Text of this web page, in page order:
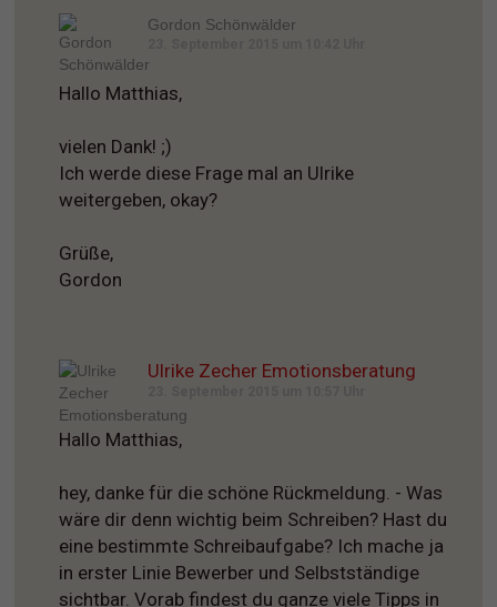
Gordon Schönwälder
Hallo Matthias,
vielen Dank! ;)
Ich werde diese Frage mal an Ulrike
weitergeben, okay?
Grüße,
Gordon
Ulrike Zecher Emotionsberatung
Hallo Matthias,
hey, danke für die schöne Rückmeldung. - Was
wäre dir denn wichtig beim Schreiben? Hast du
eine bestimmte Schreibaufgabe? Ich mache ja
in erster Linie Bewerber und Selbstständige
sichtbar. Vorab findest du ganze viele Tipps in